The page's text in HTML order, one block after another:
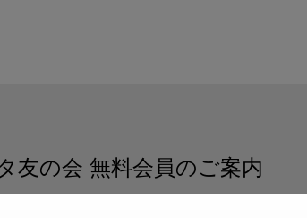
友の会 無料会員のご案内